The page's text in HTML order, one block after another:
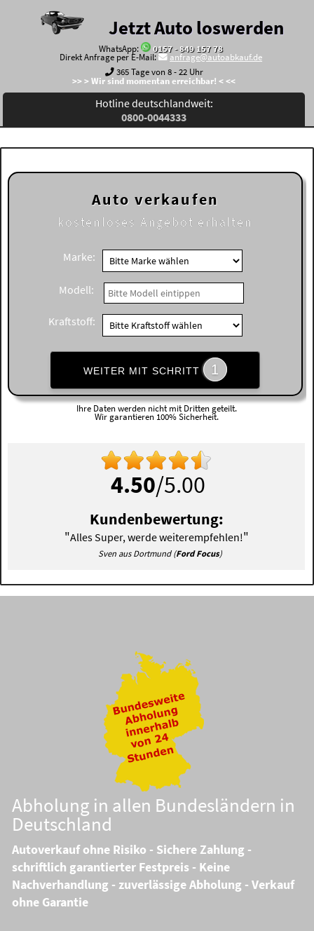
Jetzt Auto loswerden
WhatsApp:
0157 - 849 157 78
Direkt Anfrage per E-Mail:
anfrage@autoabkauf.de
365 Tage von 8 - 22 Uhr
>> > Wir sind momentan erreichbar! < <<
Hotline deutschlandweit:
0800-0044333
Auto verkaufen
kostenloses Angebot erhalten
Marke:
Modell:
Kraftstoff:
WEITER MIT SCHRITT 1
Ihre Daten werden nicht mit Dritten geteilt.
Wir garantieren 100% Sicherheit.
4.50/5.00
Kundenbewertung:
"Alles Super, werde weiterempfehlen!"
Sven aus Dortmund (Ford Focus)
Abholung in allen Bundesländern in
Deutschland
Autoverkauf ohne Risiko - Sichere Zahlung -
schriftlich garantierter Festpreis - Keine
Nachverhandlung - zuverlässige Abholung - Verkauf
ohne Garantie